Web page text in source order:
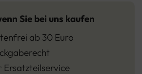
Sie bei uns kaufen
ab 30 Euro
Ersatzteilservice